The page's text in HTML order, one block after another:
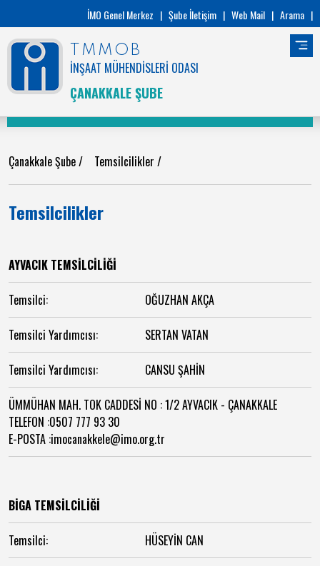
İMO Genel Merkez | Şube İletişim | Web Mail | Arama |
TMMOB
İNŞAAT MÜHENDİSLERİ ODASI
ÇANAKKALE ŞUBE
Çanakkale Şube/ Temsilcilikler /
Temsilcilikler
AYVACIK TEMSİLCİLİĞİ
Temsilci: OĞUZHAN AKÇA
Temsilci Yardımcısı: SERTAN VATAN
Temsilci Yardımcısı: CANSU ŞAHİN
ÜMMÜHAN MAH. TOK CADDESİ NO : 1/2 AYVACIK - ÇANAKKALE
TELEFON :0507 777 93 30
E-POSTA :imocanakkele@imo.org.tr
BİGA TEMSİLCİLİĞİ
Temsilci: HÜSEYİN CAN